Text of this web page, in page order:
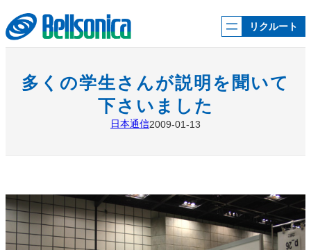
容
を
ス
リクルート
多くの学生さんが説明を聞いて
下さいました
日本通信2009-01-13